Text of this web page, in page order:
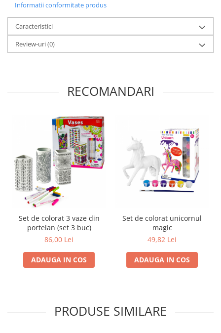
Topbright
Trefl
Informatii conformitate produs
Caracteristici
Review-uri(0)
RECOMANDARI
Set de colorat 3 vaze din
portelan (set 3 buc)
86,00 Lei
ADAUGA IN COS
Set de colorat unicornul
magic
49,82 Lei
ADAUGA IN COS
PRODUSE SIMILARE